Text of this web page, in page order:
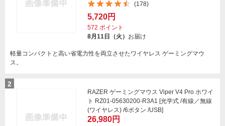
(178)
5,720円
572 ポイント
8月11日（火） お届け
軽量コンパクトと高い省電力性を両立させたワイヤレス ゲーミングマウ
ス。
2
RAZER ゲーミングマウス Viper V4 Pro ホワイ
ト RZ01-05630200-R3A1 [光学式 /有線／無線
(ワイヤレス) /6ボタン /USB]
26,980円